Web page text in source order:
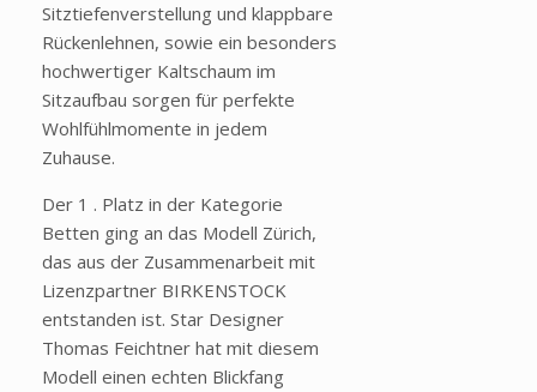
Sitztiefenverstellung und klappbare
Rückenlehnen, sowie ein besonders
hochwertiger Kaltschaum im
Sitzaufbau sorgen für perfekte
Wohlfühlmomente in jedem
Zuhause.
Der 1 . Platz in der Kategorie
Betten ging an das Modell Zürich,
das aus der Zusammenarbeit mit
Lizenzpartner BIRKENSTOCK
entstanden ist. Star Designer
Thomas Feichtner hat mit diesem
Modell einen echten Blickfang